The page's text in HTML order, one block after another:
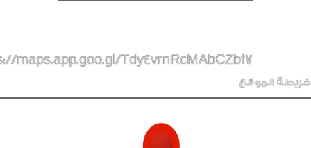
maps.app.goo.gl/Tdy4vrnRcMAbCZbf7
خريطة الموقع